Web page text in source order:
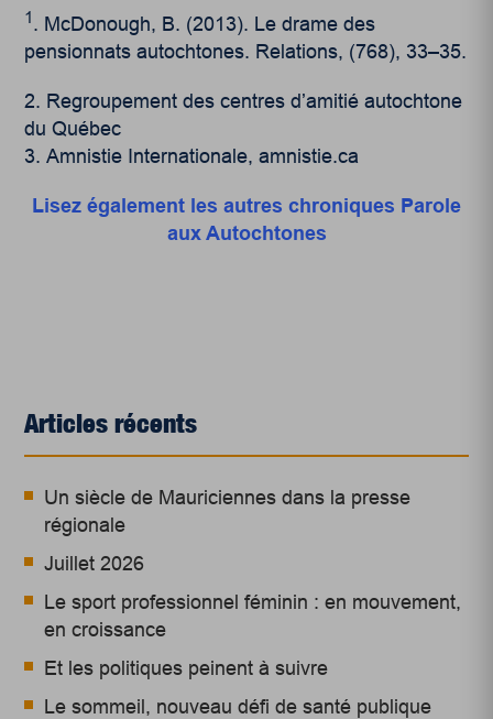
1. McDonough, B. (2013). Le drame des
pensionnats autochtones. Relations, (768), 33–35.
Regroupement des centres d’amitié autochtone
du Québec
Amnistie Internationale, amnistie.ca
Lisez également les autres chroniques Parole
aux Autochtones
Articles récents
Un siècle de Mauriciennes dans la presse
régionale
Juillet 2026
Le sport professionnel féminin : en mouvement,
en croissance
Et les politiques peinent à suivre
Le sommeil, nouveau défi de santé publique